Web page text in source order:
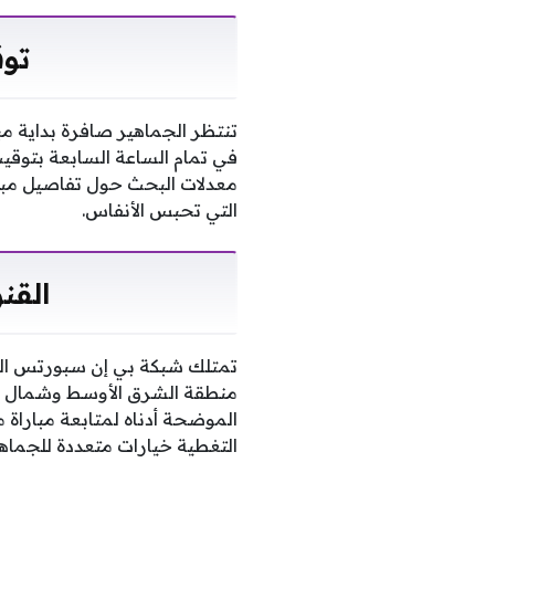
تنتظر الجماهير صافرة بداية
في تمام الساعة السابعة
معدلات البحث حول تفاصيل
التي تحبس الأنفاس.
تمتلك شبكة بي إن سبورتس
منطقة الشرق الأوسط وشمال
الموضحة أدناه لمتابعة
التغطية خيارات متعددة